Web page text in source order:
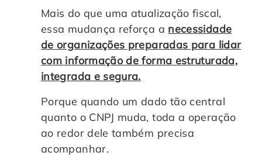
Mais do que uma atualização fiscal,
essa mudança reforça a necessidade
de organizações preparadas para lidar
com informação de forma estruturada,
integrada e segura.
Porque quando um dado tão central
quanto o CNPJ muda, toda a operação
ao redor dele também precisa
acompanhar.